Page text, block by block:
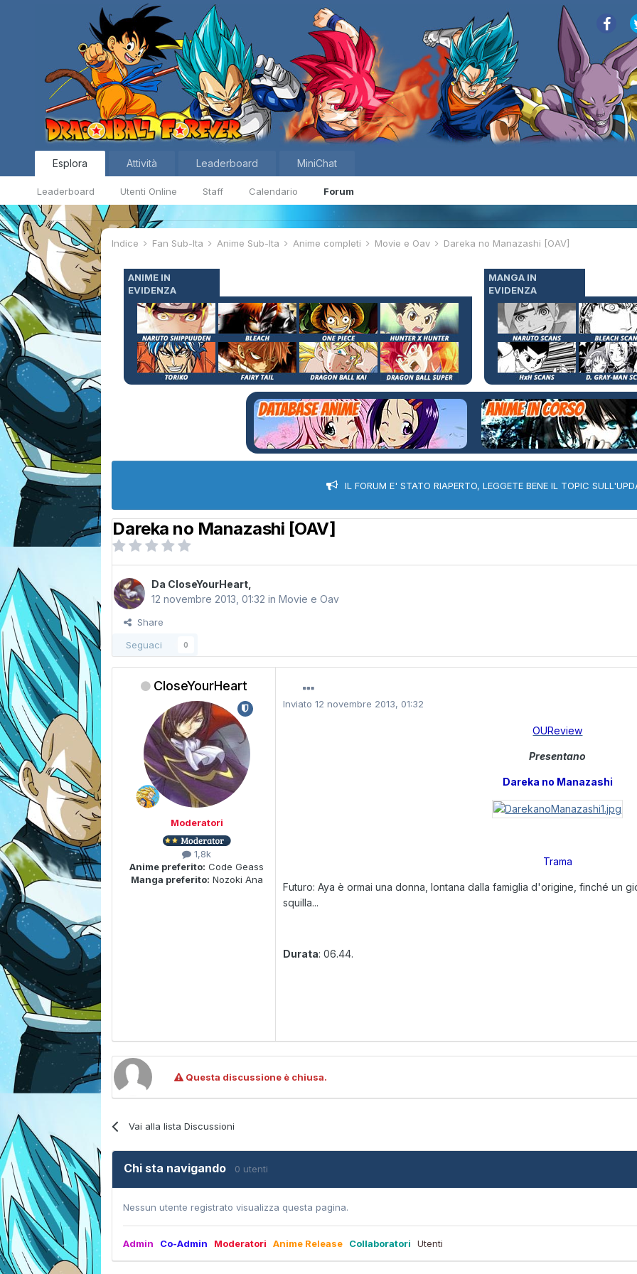
Esplora
Leaderboard Utenti Online Staff Calendario Forum
Attività Leaderboard MiniChat
Indice Fan Sub-Ita Anime Sub-Ita Anime completi Movie e Oav Dareka no Manazashi [OAV]
ANIME IN
EVIDENZA
MANGA IN
EVIDENZA
IL FORUM E' STATO RIAPERTO, LEGGETE BENE IL TOPIC
Dareka no Manazashi [OAV]
Da CloseYourHeart
12 novembre 2013, 01:32 inMovie e Oav
Share
Seguaci
0
CloseYourHeart
Moderatori
1,8k
Anime preferito: Code Geass
Manga preferito: Nozoki Ana
Inviato12 novembre 2013, 01:32
OUReview
Presentano
Dareka no Manazashi
Trama
Futuro: Aya è ormai una donna, lontana dalla famiglia d'origine, finché un
squilla...
Durata: 06.44.
Questa discussione è chiusa.
Vai alla lista Discussioni
Chi sta navigando 0 utenti
Nessun utente registrato visualizza questa pagina.
Admin Co-Admin Moderatori Anime Release Collaboratori Utenti